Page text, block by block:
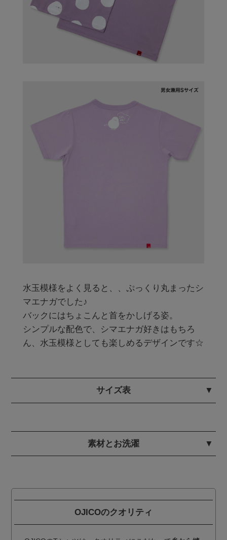
水玉模様をよく見ると、、ぷっくり丸まったシ
マエナガでした♪
バックにはちょこんと首をかしげる姿。
シンプルな配色で、シマエナガ好きはもちろ
ん、水玉模様としても楽しめるデザインです☆
サイズ表
素材とお洗濯
OJICOのクオリティ